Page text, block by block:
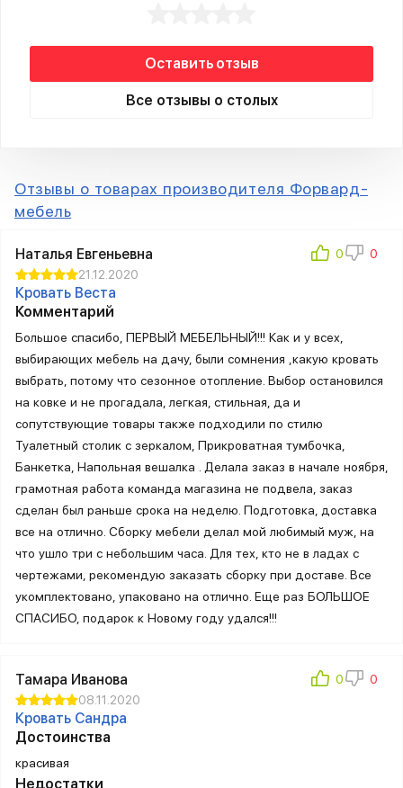
Оставить отзыв
Все отзывы о столых
Отзывы о товарах производителя Форвард-
мебель
Наталья Евгеньевна
21.12.2020
Кровать Веста
Комментарий
Большое спасибо, ПЕРВЫЙ МЕБЕЛЬНЫЙ!!! Как и у всех,
выбирающих мебель на дачу, были сомнения ,какую кровать
выбрать, потому что сезонное отопление. Выбор остановился
на ковке и не прогадала, легкая, стильная, да и
сопутствующие товары также подходили по стилю
Туалетный столик с зеркалом, Прикроватная тумбочка,
Банкетка, Напольная вешалка . Делала заказ в начале ноября,
грамотная работа команда магазина не подвела, заказ
сделан был раньше срока на неделю. Подготовка, доставка
все на отлично. Сборку мебели делал мой любимый муж, на
что ушло три с небольшим часа. Для тех, кто не в ладах с
чертежами, рекомендую заказать сборку при доставе. Все
укомплектовано, упаковано на отлично. Еще раз БОЛЬШОЕ
СПАСИБО, подарок к Новому году удался!!!
Тамара Иванова
08.11.2020
Кровать Сандра
Достоинства
красивая
Недостатки